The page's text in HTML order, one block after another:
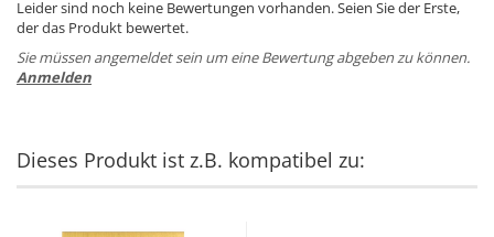
Leider sind noch keine Bewertungen vorhanden. Seien Sie der Erste,
der das Produkt bewertet.
Sie müssen angemeldet sein um eine Bewertung abgeben zu können.
Anmelden
Dieses Produkt ist z.B. kompatibel zu: